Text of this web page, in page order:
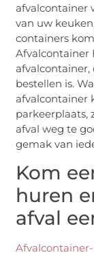
afvalcontainer
van uw
containers
Afvalcontainer
afvalcontainer,
bestellen is.
afvalcontainer
parkeerplaats,
afval weg te
gemak van
Kom
huren
afval